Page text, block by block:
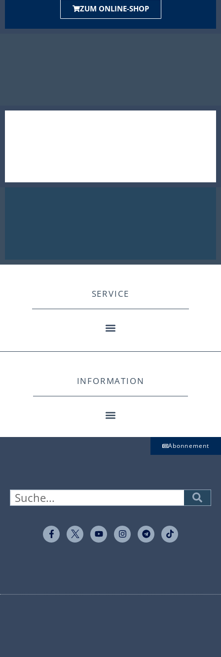
ZUM ONLINE-SHOP
SERVICE
INFORMATION
Abonnement